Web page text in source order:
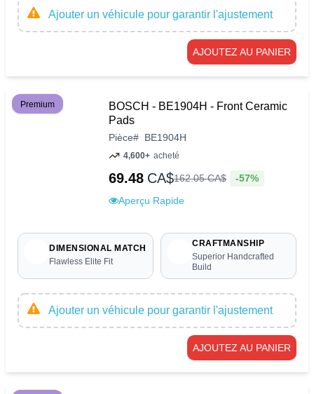
Ajouter un véhicule pour garantir l'ajustement
AJOUTEZ AU PANIER
Premium
BOSCH - BE1904H - Front Ceramic
Pads
Pièce# BE1904H
4,600+ acheté
69.48 CA$162.05CA$ -57%
Aperçu Rapide
DIMENSIONAL MATCH
Flawless Elite Fit
CRAFTMANSHIP
Superior Handcrafted
Build
Ajouter un véhicule pour garantir l'ajustement
AJOUTEZ AU PANIER